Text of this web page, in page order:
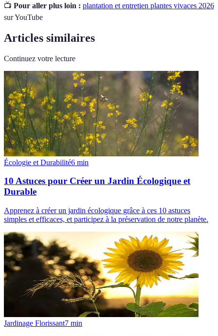
📺 Pour aller plus loin : plantation et entretien plantes vivaces 2026
sur YouTube
Articles similaires
Continuez votre lecture
Écologie et Durabilité6 min
10 Astuces pour Créer un Jardin Écologique et
Durable
Apprenez à créer un jardin écologique grâce à ces 10 astuces
simples et efficaces, et participez à la préservation de notre planète.
Jardinage Florissant7 min